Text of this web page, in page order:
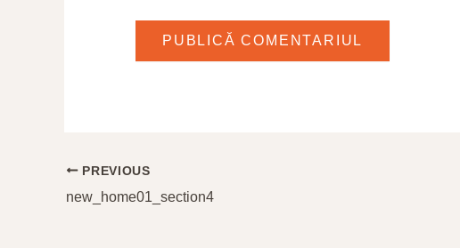
PREVIOUS
new_home01_section4